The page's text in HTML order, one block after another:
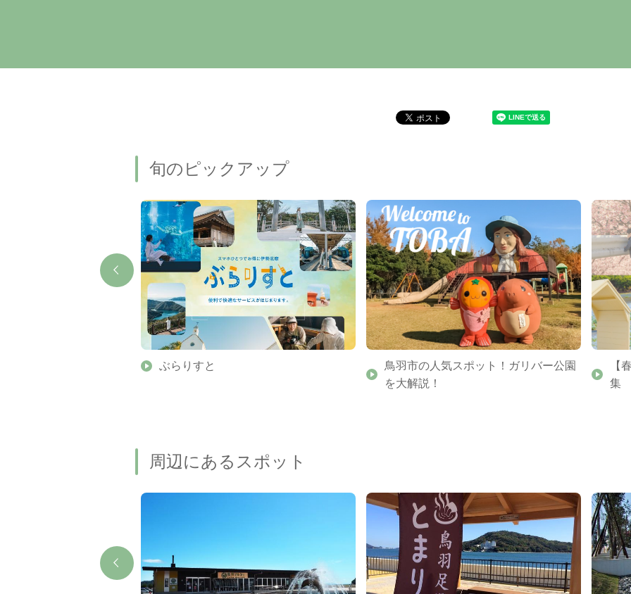
旬のピックアップ
ぶらりすと
鳥羽市の人気スポット！ガリバー公園
を大解説！
【
集
周辺にあるスポット